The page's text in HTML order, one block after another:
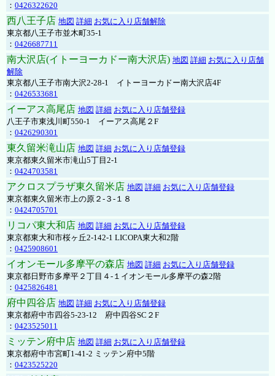
： 0426322620
西八王子店 地図 詳細 お気に入り店舗解除
東京都八王子市並木町35-1
： 0426687711
南大沢店(イトーヨーカドー南大沢店) 地図 詳細 お気に入り店舗
解除
東京都八王子市南大沢2-28-1 イトーヨーカドー南大沢店4F
： 0426533681
イーアス高尾店 地図 詳細 お気に入り店舗登録
八王子市東浅川町550-1 イーアス高尾２F
： 0426290301
東久留米滝山店 地図 詳細 お気に入り店舗登録
東京都東久留米市滝山5丁目2-1
： 0424703581
アクロスプラザ東久留米店 地図 詳細 お気に入り店舗登録
東京都東久留米市上の原２-３-１８
： 0424705701
リコパ東大和店 地図 詳細 お気に入り店舗登録
東京都東大和市桜ヶ丘2-142-1 LICOPA東大和2階
： 0425908601
イオンモール多摩平の森店 地図 詳細 お気に入り店舗登録
東京都日野市多摩平２丁目４-１イオンモール多摩平の森2階
： 0425826481
府中四谷店 地図 詳細 お気に入り店舗登録
東京都府中市四谷5-23-12 府中四谷SC２F
： 0423525011
ミッテン府中店 地図 詳細 お気に入り店舗登録
東京都府中市宮町1-41-2 ミッテン府中5階
： 0423525220